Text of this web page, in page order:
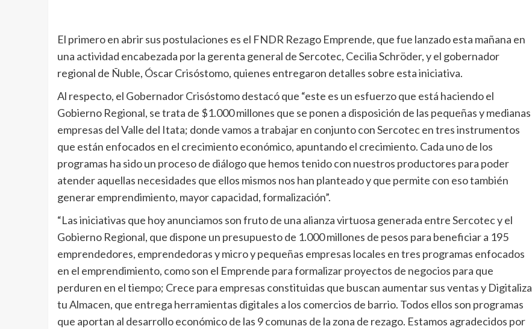
El primero en abrir sus postulaciones es el FNDR Rezago Emprende, que fue lanzado esta mañana en
una actividad encabezada por la gerenta general de Sercotec, Cecilia Schröder, y el gobernador
regional de Ñuble, Óscar Crisóstomo, quienes entregaron detalles sobre esta iniciativa.
Al respecto, el Gobernador Crisóstomo destacó que “este es un esfuerzo que está haciendo el
Gobierno Regional, se trata de $1.000 millones que se ponen a disposición de las pequeñas y medianas
empresas del Valle del Itata; donde vamos a trabajar en conjunto con Sercotec en tres instrumentos
que están enfocados en el crecimiento económico, apuntando el crecimiento. Cada uno de los
programas ha sido un proceso de diálogo que hemos tenido con nuestros productores para poder
atender aquellas necesidades que ellos mismos nos han planteado y que permite con eso también
generar emprendimiento, mayor capacidad, formalización”.
“Las iniciativas que hoy anunciamos son fruto de una alianza virtuosa generada entre Sercotec y el
Gobierno Regional, que dispone un presupuesto de 1.000 millones de pesos para beneficiar a 195
emprendedores, emprendedoras y micro y pequeñas empresas locales en tres programas enfocados
en el emprendimiento, como son el Emprende para formalizar proyectos de negocios para que
perduren en el tiempo; Crece para empresas constituidas que buscan aumentar sus ventas y Digitaliza
tu Almacen, que entrega herramientas digitales a los comercios de barrio. Todos ellos son programas
que aportan al desarrollo económico de las 9 comunas de la zona de rezago. Estamos agradecidos por